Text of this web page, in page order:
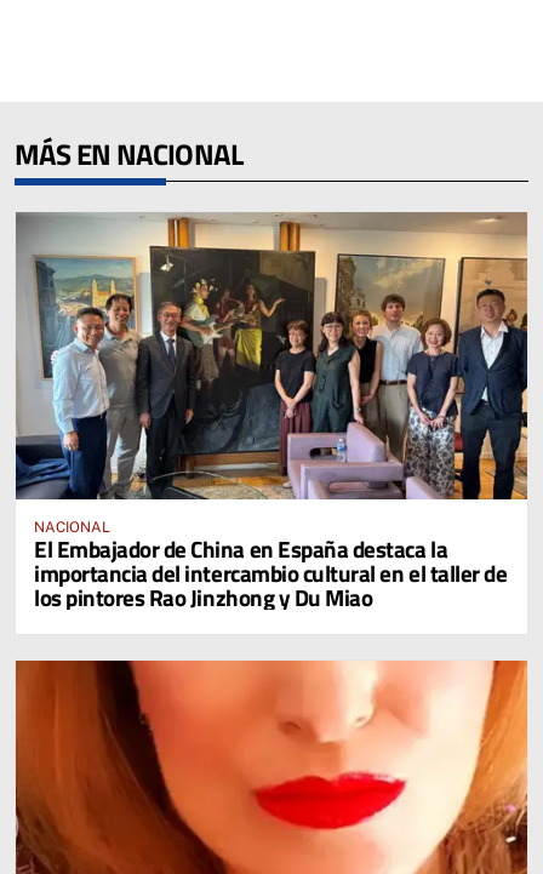
MÁS EN NACIONAL
NACIONAL
El Embajador de China en España destaca la
importancia del intercambio cultural en el taller de
los pintores Rao Jinzhong y Du Miao